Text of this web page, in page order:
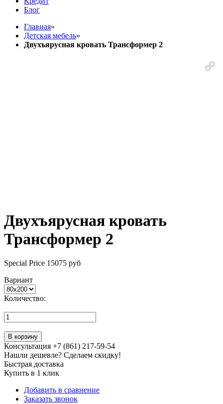
Блог
Главная»
Детская мебель»
Двухъярусная кровать Трансформер 2
Двухъярусная кровать
Трансформер 2
Special Price 15075 руб
Вариант
Количество:
В корзину
Консультация +7 (861) 217-59-54
Нашли дешевле? Сделаем скидку!
Быстрая доставка
Купить в 1 клик
Добавить в сравнение
Заказать звонок